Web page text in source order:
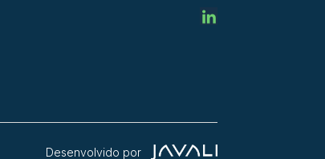
Desenvolvido por